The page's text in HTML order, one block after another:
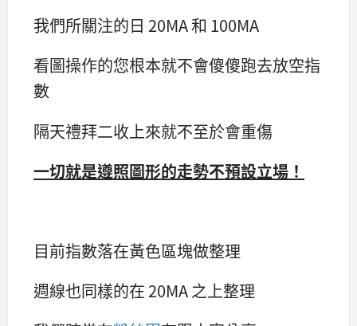
我們所關注的日 20MA 和 100MA
看圖操作的您根本就不會傻傻跑去放空指
數
隔天禮拜二收上來就不至於會重傷
一切就是遵照圖形的走勢不預設立場！
目前指數落在黃色區塊做整理
週線也同樣的在 20MA 之上整理